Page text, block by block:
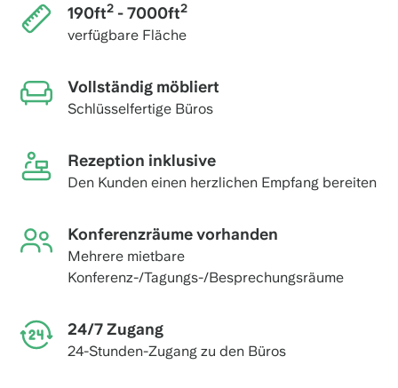
190ft2- 7000ft2
verfügbare Fläche
Vollständig möbliert
Schlüsselfertige Büros
Rezeption inklusive
Den Kunden einen herzlichen Empfang bereiten
Konferenzräume vorhanden
Mehrere mietbare
Konferenz-/Tagungs-/Besprechungsräume
24/7 Zugang
24-Stunden-Zugang zu den Büros